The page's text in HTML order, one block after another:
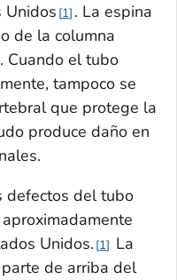
Unidos 1 . La espina
de la columna
Cuando el tubo
tampoco se
que protege la
produce daño en
defectos del tubo
Unidos. 1
La
de arriba del